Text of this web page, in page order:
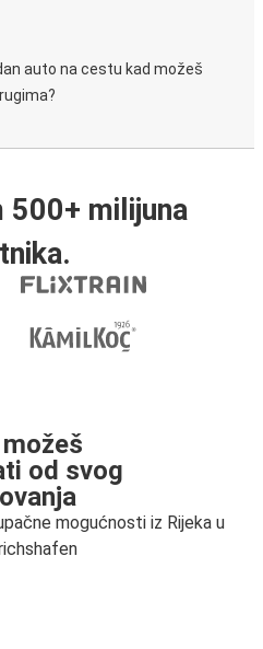
auto na cestu kad možeš
500+ milijuna
od svog
mogućnosti iz Rijeka u